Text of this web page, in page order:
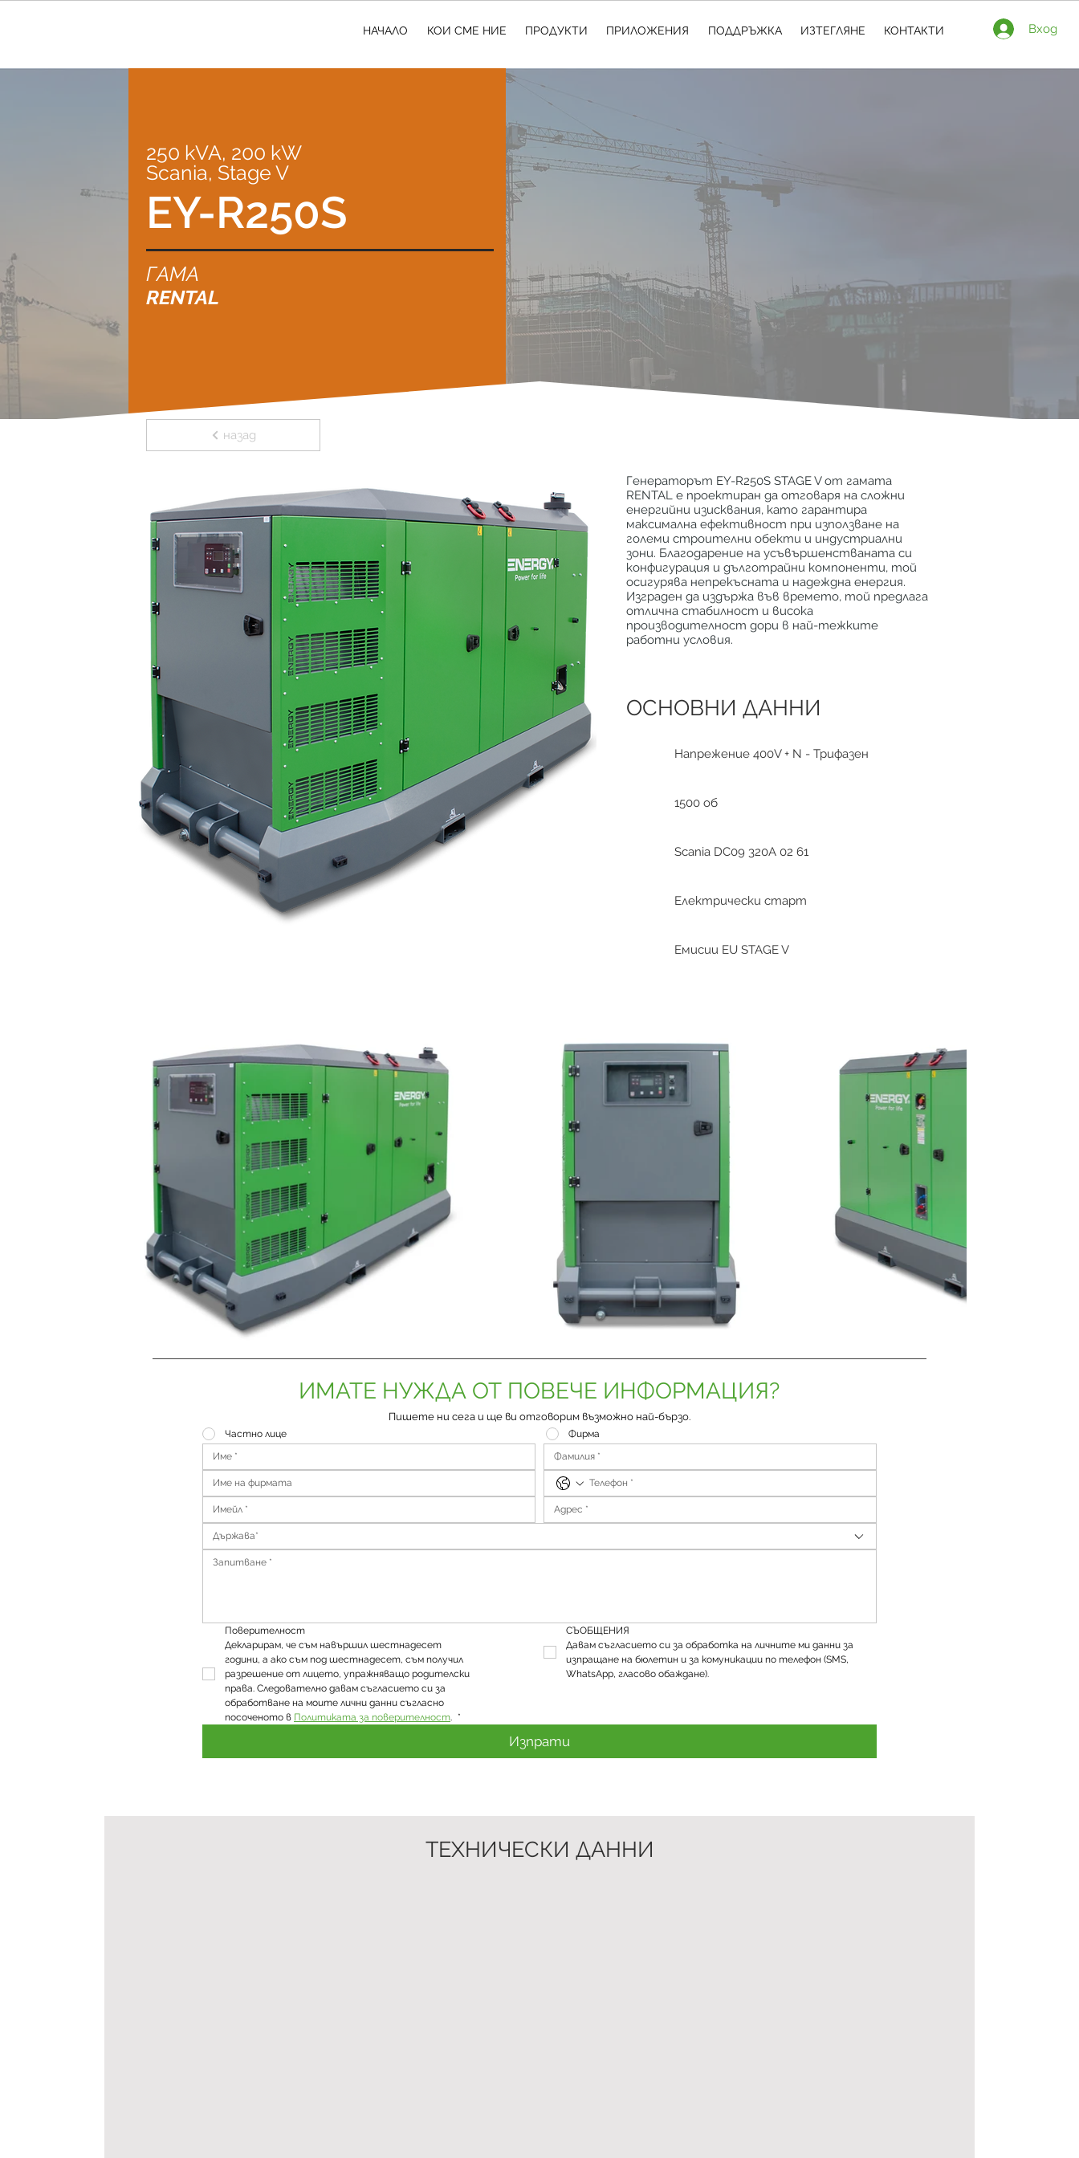
НАЧАЛО КОИ СМЕ НИЕ ПРОДУКТИ ПРИЛОЖЕНИЯ ПОДДРЪЖКА ИЗТЕГЛЯНЕ КОНТАКТИ Вход
250 kVA, 200 kW
Scania, Stage V
EY-R250S
ГАМА
RENTAL
назад
Генераторът EY-R250S STAGE V от гамата
RENTAL е проектиран да отговаря на сложни
енергийни изисквания, като гарантира
максимална ефективност при използване на
големи строителни обекти и индустриални
зони. Благодарение на усъвършенстваната си
конфигурация и дълготрайни компоненти, той
осигурява непрекъсната и надеждна енергия.
Изграден да издържа във времето, той предлага
отлична стабилност и висока
производителност дори в най-тежките
работни условия.
ОСНОВНИ ДАННИ
Напрежение 400V + N - Трифазен
1500 об
Scania DC09 320A 02 61
Електрически старт
Емисии EU STAGE V
ИМАТЕ НУЖДА ОТ ПОВЕЧЕ ИНФОРМАЦИЯ?
Пишете ни сега и ще ви отговорим възможно най-бързо.
Частно лице Фирма
Държава*
Поверителност
Декларирам, че съм навършил шестнадесет
години, а ако съм под шестнадесет, съм получил
разрешение от лицето, упражняващо родителски
права. Следователно давам съгласието си за
обработване на моите лични данни съгласно
посоченото в Политиката за поверителност. *
СЪОБЩЕНИЯ
Давам съгласието си за обработка на личните ми данни за
изпращане на бюлетин и за комуникации по телефон (SMS,
WhatsApp, гласово обаждане).
Изпрати
ТЕХНИЧЕСКИ ДАННИ